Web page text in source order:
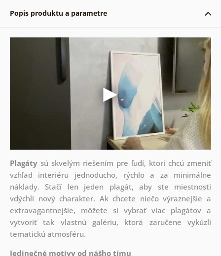
Popis produktu a parametre
Plagátysú skvelým riešením pre ľudí, ktorí chcú zmeniť
vzhľad interiéru jednoducho, rýchlo a za minimálne
náklady. Stačí len jeden plagát, aby ste miestnosti
vdýchli nový charakter. Ak chcete niečo výraznejšie a
extravagantnejšie, môžete si vybrať viac plagátov a
vytvoriť tak vlastnú galériu, ktorá zaručene vykúzli
tematickú atmosféru.
Jedinečné motívy od nášho tímu